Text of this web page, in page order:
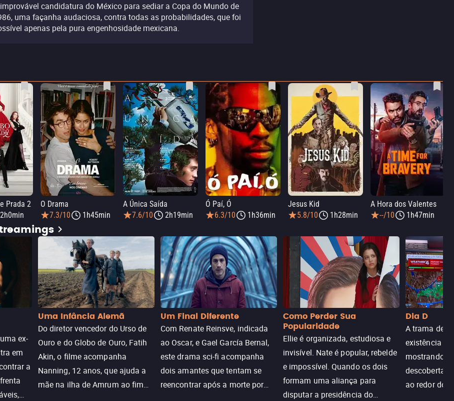
candidatura do México para sediar a Copa do Mundo de
uma façanha audaciosa, contra todas as probabilidades, que foi
apenas pela pura engenhosidade mexicana.
Prada 2
2h0min
O Drama
7.3/10
1h45min
A Única Saída
7.6/10
2h19min
Ó Paí, Ó
6.3/10
1h36min
Jesus Kid
5.8/10
1h28min
A Hora dos Valentes
--/10
1h47min
ex-
em
a
Uma Infância Alemã
Do diretor vencedor do Urso de
Ouro e do Globo de Ouro, Fatih
Akin, o filme acompanha
Nanning, 12 anos, que ajuda a
mãe na ilha de Amrum ao fim
Um Final Diferente
Com Renate Reinsve, indicada
ao Oscar, e Gael García Bernal,
este drama sci-fi acompanha
dois amantes que tentam se
reencontrar após a morte por
Como Perder Sua
Popularidade
Ellie é organizada, estudiosa e
invisível. Nate é popular, rebelde
e impossível. Quando os dois
formam uma aliança para
disputar a presidência do
Dia D
A trama de
existência
mostrando
descoberta
ao redor do